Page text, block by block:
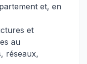
et, en
et
au
réseaux,